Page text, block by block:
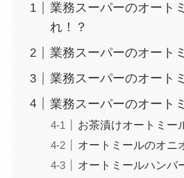
業務スーパーのオート
れ！？
業務スーパーのオート
業務スーパーのオート
業務スーパーのオート
お茶漬けオートミー
オートミールのオニ
オートミールハンバ